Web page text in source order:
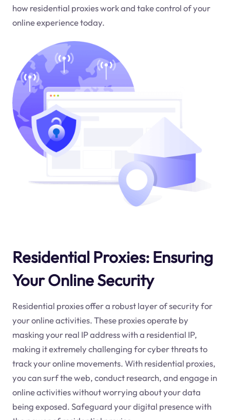
how residential proxies work and take control of your
online experience today.
Residential Proxies: Ensuring
Your Online Security
Residential proxies offer a robust layer of security for
your online activities. These proxies operate by
masking your real IP address with a residential IP,
making it extremely challenging for cyber threats to
track your online movements. With residential proxies,
you can surf the web, conduct research, and engage in
online activities without worrying about your data
being exposed. Safeguard your digital presence with